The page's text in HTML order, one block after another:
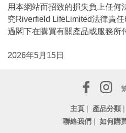
用本網站而招致的損失負上任何
究Riverfield LifeLimited法律責
過閣下在購買有關產品或服務所
2026年5月15日
主頁 | 產品分類 |
聯絡我們 | 如何購